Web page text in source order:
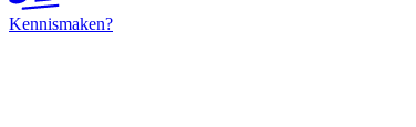
Kennismaken?